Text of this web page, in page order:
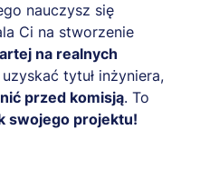
nauczysz się
Ci na stworzenie
na realnych
uzyskać tytuł inżyniera,
przed komisją. To
swojego projektu!